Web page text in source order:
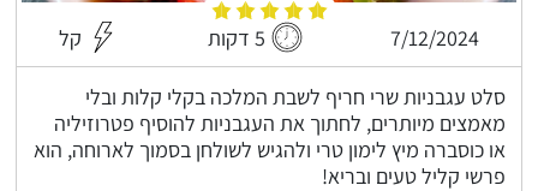
7/12/2024 5 דקות קל
סלט עגבניות שרי חריף לשבת המלכה בקלי קלות ובלי
מאמצים מיותרים, לחתוך את העגבניות להוסיף פטרוזיליה
או כוסברה מיץ לימון טרי ולהגיש לשולחן בסמוך לארוחה, הוא
פרשי קליל טעים ובריא!